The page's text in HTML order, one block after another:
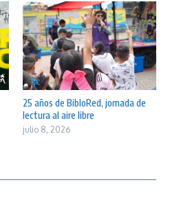
25 años de BibloRed, jornada de
lectura al aire libre
julio 8, 2026